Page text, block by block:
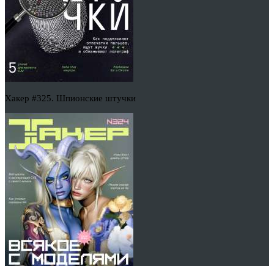
Хакер #325. Шпионские штучки